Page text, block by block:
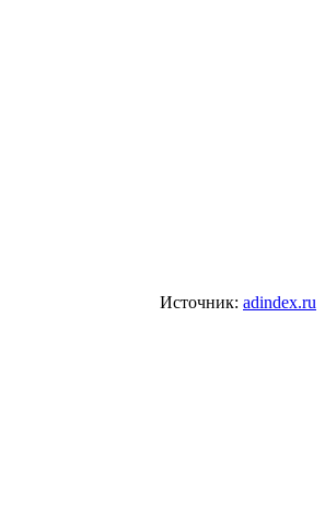
Источник: adindex.ru